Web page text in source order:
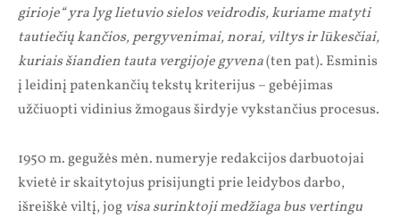
girioje“ yra lyg lietuvio sielos veidrodis, kuriame matyti
tautiečių kančios, pergyvenimai, norai, viltys ir lūkesčiai,
kuriais šiandien tauta vergijoje gyvena(ten pat). Esminis
į leidinį patenkančių tekstų kriterijus – gebėjimas
užčiuopti vidinius žmogaus širdyje vykstančius procesus.
1950 m. gegužės mėn. numeryje redakcijos darbuotojai
kvietė ir skaitytojus prisijungti prie leidybos darbo,
išreiškė viltį, jog visa surinktoji medžiaga bus vertingu